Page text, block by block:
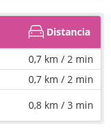
Distancia
0,7 km / 2 min
0,7 km / 2 min
0,8 km / 3 min